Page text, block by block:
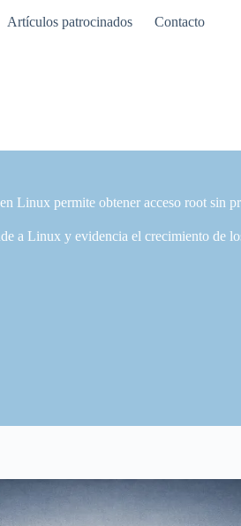
Artículos patrocinados Contacto
Linux permite obtener acceso root sin
a Linux y evidencia el crecimiento de